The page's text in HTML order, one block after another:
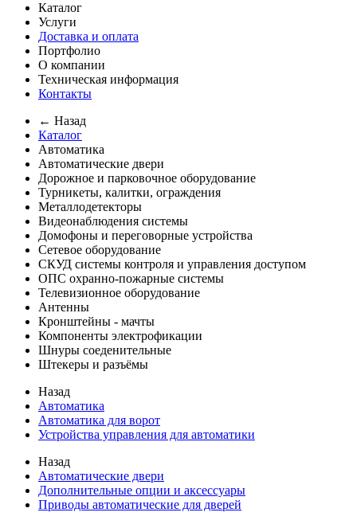
Каталог
Услуги
Доставка и оплата
Портфолио
О компании
Техническая информация
Контакты
← Назад
Каталог
Автоматика
Автоматические двери
Дорожное и парковочное оборудование
Турникеты, калитки, ограждения
Металлодетекторы
Видеонаблюдения cистемы
Домофоны и переговорные устройства
Сетевое оборудование
СКУД системы контроля и управления доступом
ОПС охранно-пожарные системы
Телевизионное оборудование
Антенны
Кронштейны - мачты
Компоненты электрофикации
Шнуры соеденительные
Штекеры и разъёмы
Назад
Автоматика
Автоматика для ворот
Устройства управления для автоматики
Назад
Автоматические двери
Дополнительные опции и аксессуары
Приводы автоматические для дверей